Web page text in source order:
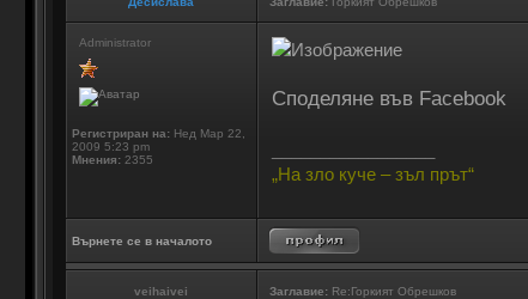
Administrator
Регистриран на:Нед Мар 22,
2009 5:23 pm
Мнения:2355
Споделяне във Facebook
„На зло куче – зъл прът“
Върнете се в началото
veihaivei Заглавие:Re:Горкият Обрешков